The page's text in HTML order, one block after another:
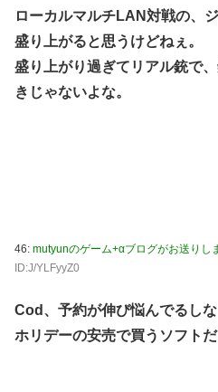
ローカルマルチLAN対戦の、
盛り上がると思うけどねぇ。
盛り上がり過ぎてリアル銃で
きじゃないよな。
46: mutyunのゲーム+αブログがお送りし
ID:J/YLFyyZ0
Cod、予約が伸び悩んでるしな
ホリデーの安売で買うソフト